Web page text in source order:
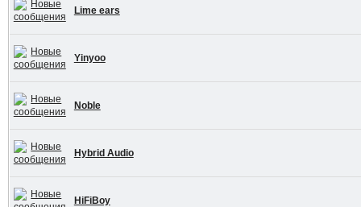
Lime ears
Yinyoo
Noble
Hybrid Audio
HiFiBoy